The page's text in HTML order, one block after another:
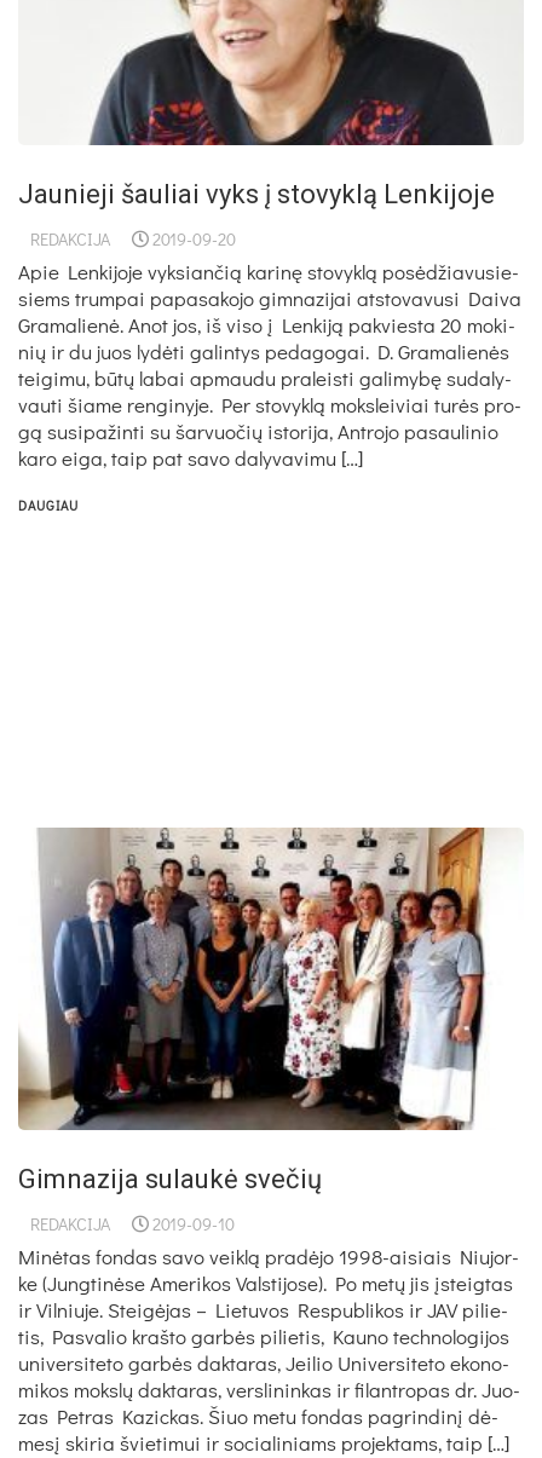
Jaunieji šauliai vyks į stovyklą Lenkijoje
REDAKCIJA 2019-09-20
Apie Len­ki­jo­je vyk­sian­čią ka­ri­nę sto­vyk­lą po­sė­džia­vu­sie­
siems trum­pai pa­pa­sa­ko­jo gim­na­zi­jai at­sto­va­vu­si Dai­va
Gra­ma­lie­nė. Anot jos, iš vi­so į Len­ki­ją pa­kvies­ta 20 mo­ki­
nių ir du juos ly­dė­ti ga­lin­tys pe­da­go­gai. D. Gra­ma­lie­nės
tei­gi­mu, bū­tų la­bai ap­mau­du pra­leis­ti ga­li­my­bę su­da­ly­
vau­ti šia­me ren­gi­ny­je. Per sto­vyk­lą moks­lei­viai tu­rės pro­
gą su­si­pa­žin­ti su šar­vuo­čių is­to­ri­ja, Ant­ro­jo pa­sau­li­nio
ka­ro ei­ga, taip pat sa­vo da­ly­va­vi­mu […]
DAUGIAU
Gimnazija sulaukė svečių
REDAKCIJA 2019-09-10
Mi­nė­tas fon­das sa­vo veik­lą pra­dė­jo 1998-ai­siais Niu­jor­
ke (Jung­ti­nė­se Ame­ri­kos Vals­ti­jo­se). Po me­tų jis įsteig­tas
ir Vil­niu­je. Stei­gė­jas – Lie­tu­vos Res­pub­li­kos ir JAV pi­lie­
tis, Pas­va­lio kraš­to gar­bės pi­lie­tis, Kau­no tech­no­lo­gi­jos
uni­ver­si­te­to gar­bės dak­ta­ras, Jei­lio Uni­ver­si­te­to eko­no­
mi­kos moks­lų dak­ta­ras, vers­li­nin­kas ir fi­lant­ro­pas dr. Juo­
zas Pet­ras Ka­zic­kas. Šiuo me­tu fon­das pa­grin­di­nį dė­
me­sį ski­ria švie­ti­mui ir so­cia­li­niams pro­jek­tams, taip […]